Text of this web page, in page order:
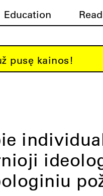
Education
pusę kainos!